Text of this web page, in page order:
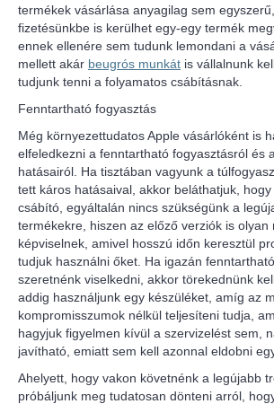
termékek vásárlása anyagilag sem
fizetésünkbe is kerülhet egy-egy termék
ennek ellenére sem tudunk lemondani a
mellett akár beugrós munkát is vállalnunk
tudjunk tenni a folyamatos csábításnak.
Fenntartható fogyasztás
Még környezettudatos Apple vásárlóként is
elfeledkezni a fenntartható fogyasztásról és
hatásairól. Ha tisztában vagyunk a
tett káros hatásaival, akkor beláthatjuk,
csábító, egyáltalán nincs szükségünk a
termékekre, hiszen az előző verziók is olyan
képviselnek, amivel hosszú időn keresztül
tudjuk használni őket. Ha igazán
szeretnénk viselkedni, akkor törekednünk
addig használjunk egy készüléket, amíg az
kompromisszumok nélkül teljesíteni tudja,
hagyjuk figyelmen kívül a szervizelést sem,
javítható, emiatt sem kell azonnal eldobni
Ahelyett, hogy vakon követnénk a legújabb
próbáljunk meg tudatosan dönteni arról,